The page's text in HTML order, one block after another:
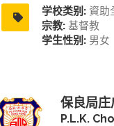
学校类别: 資助
宗教: 基督教
学生性别: 男女
保良局庄
P.L.K.